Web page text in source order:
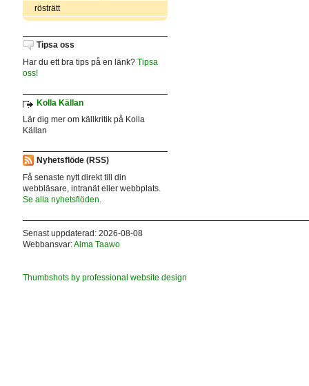
rösträtt
Tipsa oss
Har du ett bra tips på en länk? Tipsa
oss!
Kolla Källan
Lär dig mer om källkritik på Kolla
Källan
Nyhetsflöde (RSS)
Få senaste nytt direkt till din
webbläsare, intranät eller webbplats.
Se alla nyhetsflöden.
Senast uppdaterad: 2026-08-08
Webbansvar:Alma Taawo
Thumbshots by professional website design